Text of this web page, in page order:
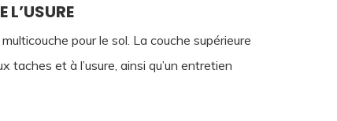
L’USURE
pour le sol. La couche supérieure
et à l’usure, ainsi qu’un entretien